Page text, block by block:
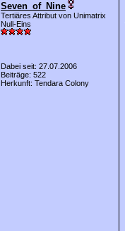
Seven_of_Nine
Tertiäres Attribut von Unimatrix
Null-Eins
Dabei seit: 27.07.2006
Beiträge: 522
Herkunft: Tendara Colony